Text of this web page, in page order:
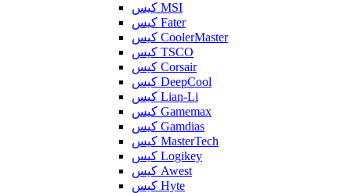
کیس MSI
کیس Fater
کیس CoolerMaster
کیس TSCO
کیس Corsair
کیس DeepCool
کیس Lian-Li
کیس Gamemax
کیس Gamdias
کیس MasterTech
کیس Logikey
کیس Awest
کیس Hyte